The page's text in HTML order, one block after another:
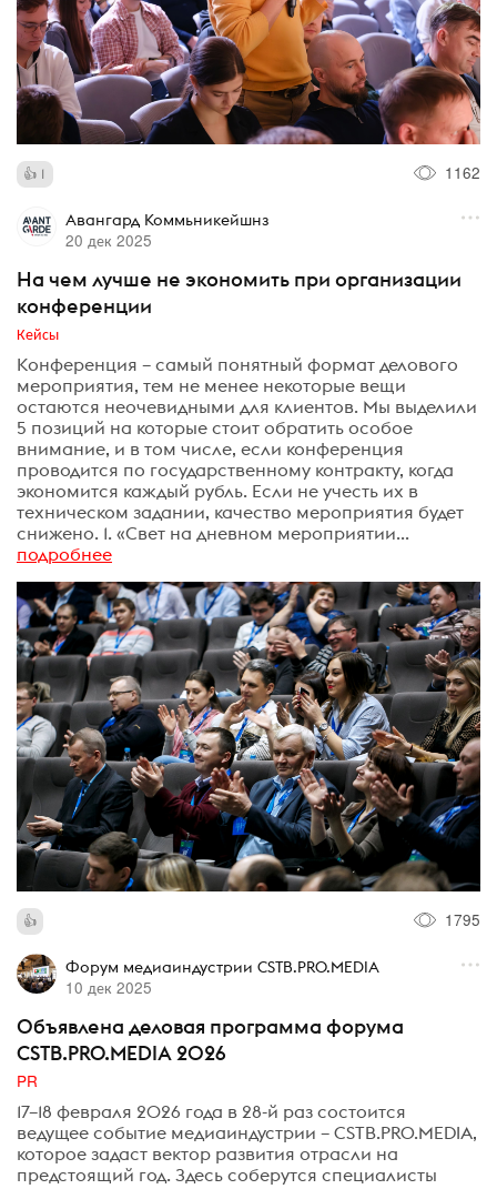
1 1162
Авангард Коммьникейшнз
20 дек 2025
На чем лучше не экономить при организации
конференции
Кейсы
Конференция – самый понятный формат делового
мероприятия, тем не менее некоторые вещи
остаются неочевидными для клиентов. Мы выделили
5 позиций на которые стоит обратить особое
внимание, и в том числе, если конференция
проводится по государственному контракту, когда
экономится каждый рубль. Если не учесть их в
техническом задании, качество мероприятия будет
снижено. 1. «Свет на дневном мероприятии...
подробнее
1795
Форум медиаиндустрии CSTB.PRO.MEDIA
10 дек 2025
Объявлена деловая программа форума
CSTB.PRO.MEDIA 2026
PR
17–18 февраля 2026 года в 28-й раз состоится
ведущее событие медиаиндустрии – CSTB.PRO.MEDIA,
которое задаст вектор развития отрасли на
предстоящий год. Здесь соберутся специалисты